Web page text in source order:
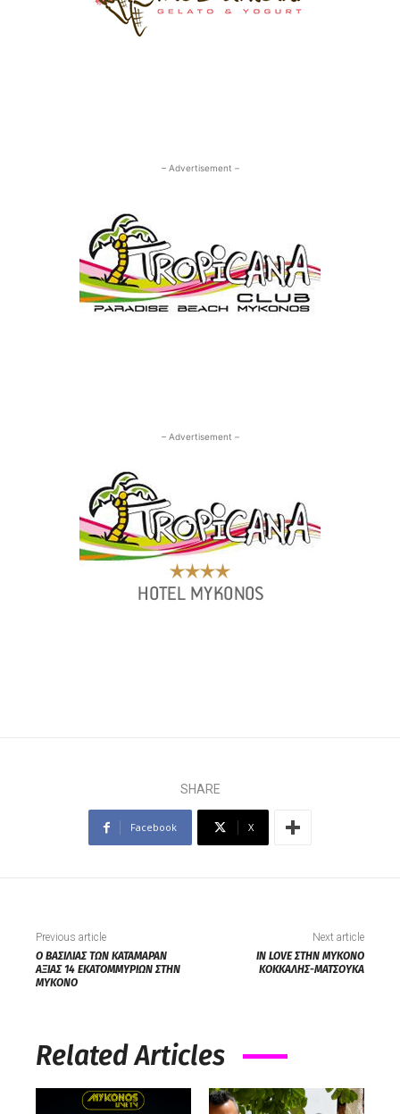
– Advertisement –
– Advertisement –
SHARE
Facebook X
Previous article
Ο ΒΑΣΙΛΙΑΣ ΤΩΝ ΚΑΤΑΜΑΡΑΝ
ΑΞΙΑΣ 14 ΕΚΑΤΟΜΜΥΡΙΩΝ ΣΤΗΝ
ΜΥΚΟΝΟ
Next article
IN LOVE ΣΤΗΝ ΜΥΚΟΝΟ
ΚΟΚΚΑΛΗΣ-ΜΑΤΣΟΥΚΑ
Related Articles